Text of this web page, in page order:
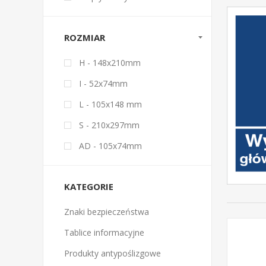
ROZMIAR
H - 148x210mm
I - 52x74mm
L - 105x148 mm
S - 210x297mm
AD - 105x74mm
KATEGORIE
Znaki bezpieczeństwa
Tablice informacyjne
Produkty antypoślizgowe